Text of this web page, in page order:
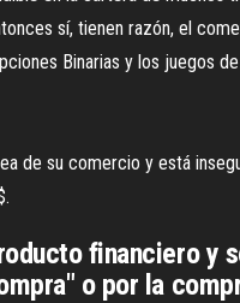
sí, tienen razón, el
Binarias y los juegos
de su comercio y está
financiero y
o por la